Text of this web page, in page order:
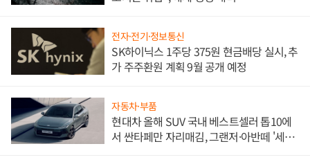
전자·전기·정보통신
SK하이닉스 1주당 375원 현금배당 실시, 추
가 주주환원 계획 9월 공개 예정
자동차·부품
현대차 올해 SUV 국내 베스트셀러 톱10에
서 싼타페만 자리매김, 그랜저·아반떼 '세단